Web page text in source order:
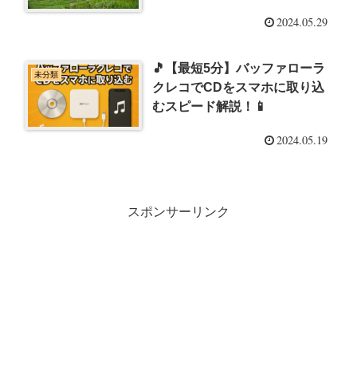
2024.05.29
未分類
🎵【最短5分】バッファローラ
クレコでCDをスマホに取り込
むスピード解説！📱
2024.05.19
スポンサーリンク